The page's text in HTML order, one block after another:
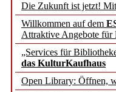
Die Zukunft ist jetzt!
Willkommen auf dem
Attraktive Angebote für
„Services für
das KulturKaufhaus
Open Library: Öffnen,
Mohr